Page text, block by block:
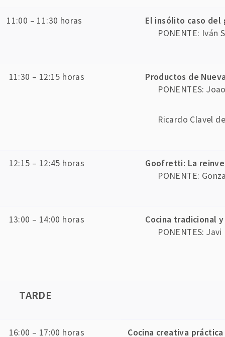
11:00 – 11:30 horas
El insólito caso del
PONENTE: Iván
11:30 – 12:15 horas
Productos de
PONENTES:
Ricardo Clavel
12:15 – 12:45 horas
Goofretti: La
PONENTE:
13:00 – 14:00 horas
Cocina tradicional
PONENTES:
TARDE
16:00 – 17:00 horas Cocina creativa